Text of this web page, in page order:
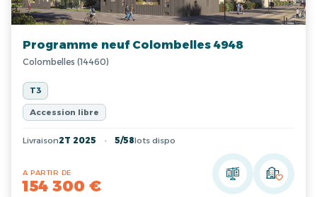
Programme neuf Colombelles 4948
Colombelles (14460)
T3
Accession libre
Livraison2T 2025 5/58lots dispo
A PARTIR DE
154 300 €